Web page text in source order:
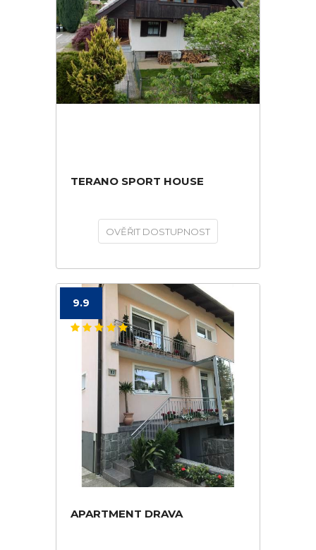
TERANO SPORT HOUSE
OVĚŘIT DOSTUPNOST
9.9
APARTMENT DRAVA